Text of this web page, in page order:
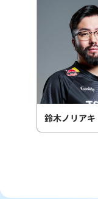
鈴木ノリアキ